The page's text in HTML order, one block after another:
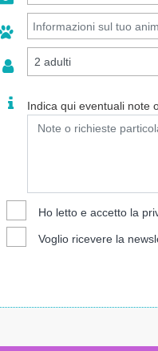
Indica qui eventuali note
Ho letto e accetto la
Voglio ricevere la